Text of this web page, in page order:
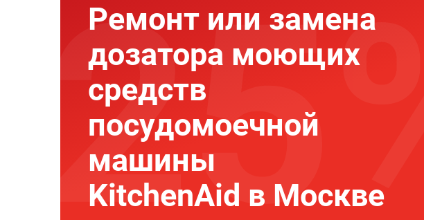
Ремонт или замена
дозатора моющих
средств
посудомоечной
машины
KitchenAid в Москве